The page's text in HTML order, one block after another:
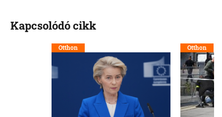
Kapcsolódó cikk
Otthon Otthon